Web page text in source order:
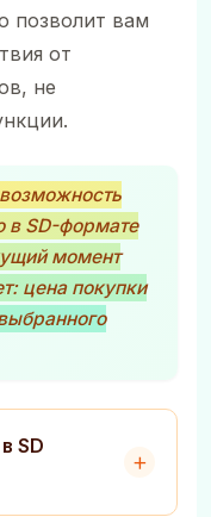
позволит вам
от
не
в SD-формате
момент
цена покупки
SD